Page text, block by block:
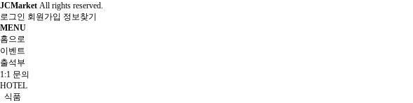
JCMarket All rights reserved.
로그인 회원가입 정보찾기
MENU
홈으로
이벤트
출석부
1:1 문의
HOTEL
식품